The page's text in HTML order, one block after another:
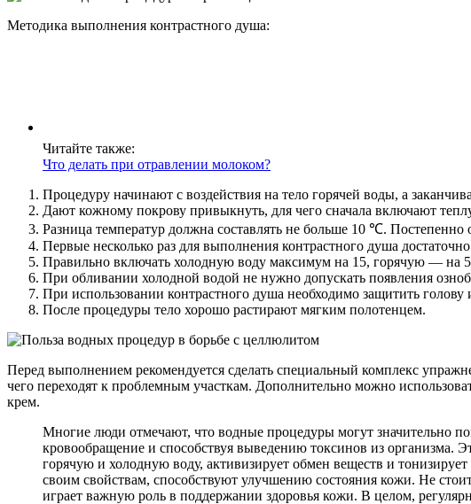
Методика выполнения контрастного душа:
Читайте также:
Что делать при отравлении молоком?
Процедуру начинают с воздействия на тело горячей воды, а
Дают кожному покрову привыкнуть, для чего сначала включают
Разница температур должна составлять не больше 10 ℃.
Первые несколько раз для выполнения контрастного душа
Правильно включать холодную воду максимум на 15, горячую — на
При обливании холодной водой не нужно допускать появления
При использовании контрастного душа необходимо защитить голову
После процедуры тело хорошо растирают мягким полотенцем.
Перед выполнением рекомендуется сделать специальный комплекс
чего переходят к проблемным участкам. Дополнительно можно
крем.
Многие люди отмечают, что водные процедуры могут значительно
кровообращение и способствуя выведению токсинов из
горячую и холодную воду, активизирует обмен веществ и
своим свойствам, способствуют улучшению состояния кожи. Не
играет важную роль в поддержании здоровья кожи. В целом,